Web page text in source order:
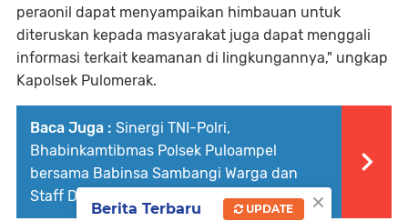
peraonil dapat menyampaikan himbauan untuk
diteruskan kepada masyarakat juga dapat menggali
informasi terkait keamanan di lingkungannya," ungkap
Kapolsek Pulomerak.
Baca Juga : Sinergi TNI-Polri,
Bhabinkamtibmas Polsek Puloampel
bersama Babinsa Sambangi Warga dan
Staff Desa
×
Berita Terbaru UPDATE